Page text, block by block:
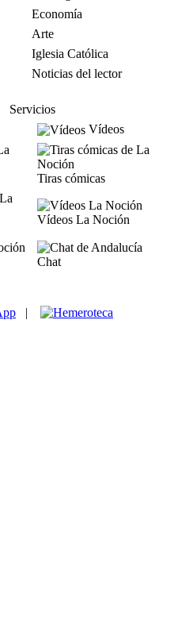
Economía
Arte
Iglesia Católica
Noticias del lector
Servicios
Vídeos
Tiras cómicas
Vídeos La Noción
Chat
|